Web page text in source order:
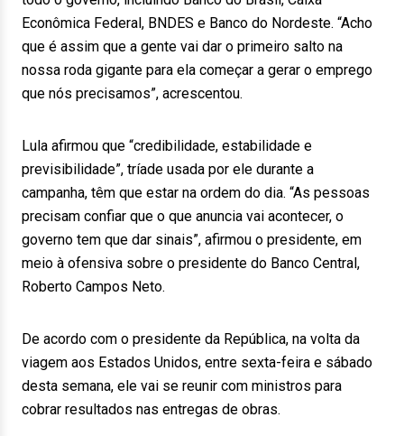
Econômica Federal, BNDES e Banco do Nordeste. “Acho
que é assim que a gente vai dar o primeiro salto na
nossa roda gigante para ela começar a gerar o emprego
que nós precisamos”, acrescentou.
Lula afirmou que “credibilidade, estabilidade e
previsibilidade”, tríade usada por ele durante a
campanha, têm que estar na ordem do dia. “As pessoas
precisam confiar que o que anuncia vai acontecer, o
governo tem que dar sinais”, afirmou o presidente, em
meio à ofensiva sobre o presidente do Banco Central,
Roberto Campos Neto.
De acordo com o presidente da República, na volta da
viagem aos Estados Unidos, entre sexta-feira e sábado
desta semana, ele vai se reunir com ministros para
cobrar resultados nas entregas de obras.